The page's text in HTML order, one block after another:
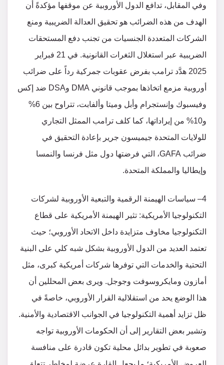
وفي المقابل، تدافع الدول الأوروبية عن موقفها مؤكدةً أن
الهدف من هذه الضرائب هو تحقيق العدالة الضريبية ومنع
الشركات المتعددة الجنسيات من تجنب دفع المستحقات
الضريبية عبر استغلال الثغرات القانونية. في 21 فبراير
2025 هدَّد ترامب بفرض عقوبات جمركية رداً على ضرائب
أوروبية مزمع اتخاذها بموجب قانوني DMA وDSA ضد إكس
وفيسبوك وإنستجرام وأبل وميتا وألفابت، تتراوح بين 6%
و10% من إيراداتها، كما كلف ترامب الممثل التجاري
للولايات المتحدة جيميسون جرير بإعادة التحقيق في
ضرائب GAFA، التي فرضتها دول مثل فرنسا والنمسا
وإيطاليا والمملكة المتحدة.
4– سياسات الهيمنة الرقمية والتبعية الأوروبية لشركات
التكنولوجيا الأمريكية: تثير الهيمنة الأمريكية على قطاع
التكنولوجيا مخاوف متزايدة داخل الاتحاد الأوروبي؛ حيث
تعتمد العديد من الدول الأوروبية بشكل شبه كلي على البنية
التحتية والخدمات التي توفرها شركات أمريكية كبرى، مثل
أمازون ومايكروسوفت وجوجل. ويرى بعض المحللين أن
هذا الوضع يحد من استقلالية القرار الأوروبي، خاصةً في
ظل تزايد أهمية التكنولوجيا في الجوانب الاقتصادية والأمنية.
وتشير بعض التقارير إلى أن الحكومات الأوروبية تواجه
صعوبة في تطوير بدائل محلية تكون قادرة على منافسة